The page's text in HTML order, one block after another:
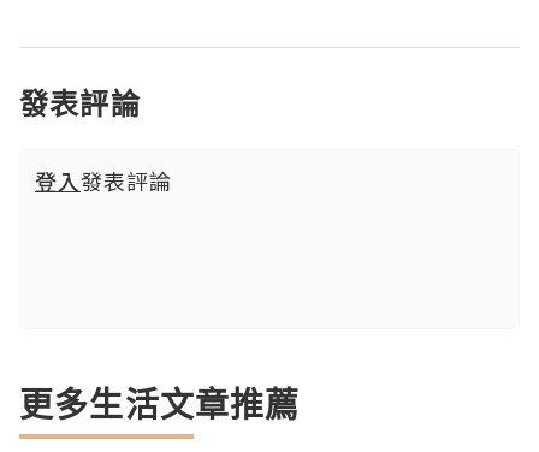
發表評論
登入發表評論
更多生活文章推薦